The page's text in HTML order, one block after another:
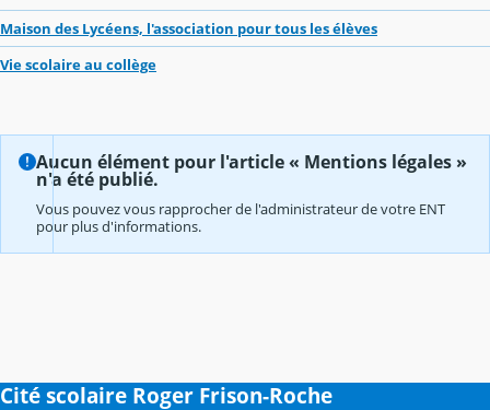
Maison des Lycéens, l'association pour tous les élèves
Vie scolaire au collège
Aucun élément pour l'article « Mentions légales »
n'a été publié.
Vous pouvez vous rapprocher de l'administrateur de votre ENT
pour plus d'informations.
Cité scolaire Roger Frison-Roche